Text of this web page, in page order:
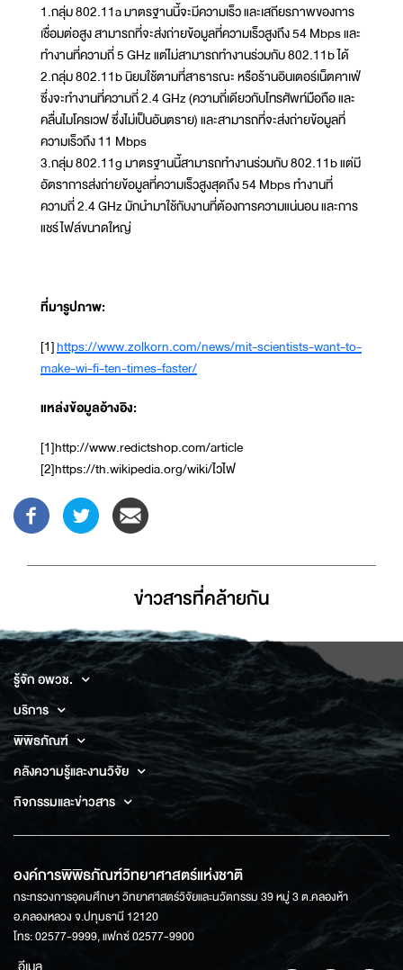
1.กลุ่ม 802.11a มาตรฐานนี้จะมีความเร็ว และเสถียรภาพของการ
เชื่อมต่อสูง สามารถที่จะส่งถ่ายข้อมูลที่ความเร็วสูงถึง 54 Mbps และ
ทำงานที่ความถี่ 5 GHz แต่ไม่สามารถทำงานร่วมกับ 802.11b ได้
2.กลุ่ม 802.11b นิยมใช้ตามที่สาธารณะ หรือร้านอินเตอร์เน็ตคาเฟ่
ซึ่งจะทำงานที่ความถี่ 2.4 GHz (ความถี่เดียวกับโทรศัพท์มือถือ และ
คลื่นไมโครเวฟ ซึ่งไม่เป็นอันตราย) และสามารถที่จะส่งถ่ายข้อมูลที่
ความเร็วถึง 11 Mbps
3.กลุ่ม 802.11g มาตรฐานนี้สามารถทำงานร่วมกับ 802.11b แต่มี
อัตราการส่งถ่ายข้อมูลที่ความเร็วสูงสุดถึง 54 Mbps ทำงานที่
ความถี่ 2.4 GHz มักนำมาใช้กับงานที่ต้องการความแน่นอน และการ
แชร์ไฟล์ขนาดใหญ่
ที่มารูปภาพ:
[1]https://www.zolkorn.com/news/mit-scientists-want-to-
make-wi-fi-ten-times-faster/
แหล่งข้อมูลอ้างอิง:
[1]http://www.redictshop.com/article
[2]https://th.wikipedia.org/wiki/ไวไฟ
ข่าวสารที่่คล้ายกัน
รู้จัก อพวช.
บริการ
พิพิธภัณฑ์
คลังความรู้และงานวิจัย
กิจกรรมและข่าวสาร
องค์การพิพิธภัณฑ์วิทยาศาสตร์แห่งชาติ
กระทรวงการอุดมศึกษา วิทยาศาสตร์วิจัยและนวัตกรรม 39 หมู่ 3 ต.คลองห้า
อ.คลองหลวง จ.ปทุมธานี 12120
โทร: 02577-9999, แฟกซ์ 02577-9900